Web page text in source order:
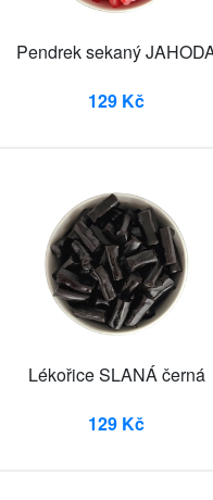
Pendrek sekaný
129 Kč
Lékořice SLANÁ černá
129 Kč